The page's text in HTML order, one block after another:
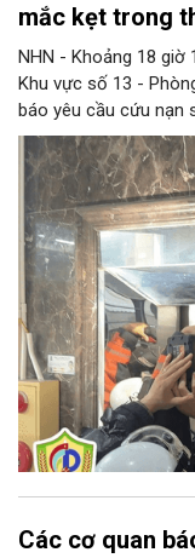
mắc kẹt trong
NHN - Khoảng 18 giờ
Khu vực số 13 -
báo yêu cầu cứu nạn
hợp kinh doanh tại
Định Công khiến 13
Các cơ quan